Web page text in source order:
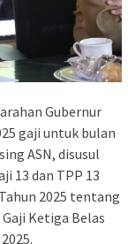
Gubernur
gaji untuk bulan
ASN, disusul
13 dan TPP 13
2025 tentang
Ketiga Belas